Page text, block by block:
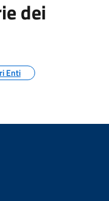
dei
Enti